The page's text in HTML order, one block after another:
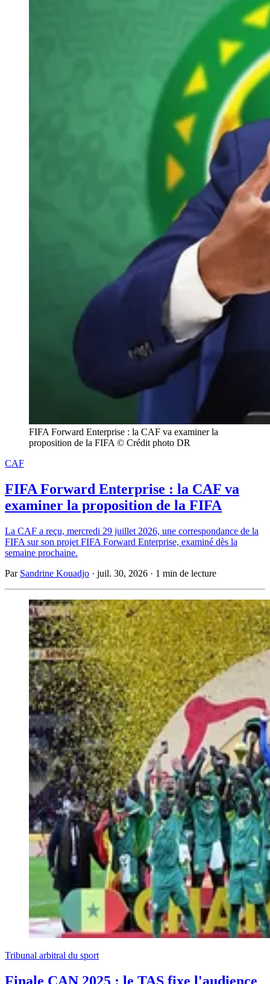
FIFA Forward Enterprise : la CAF va examiner la
proposition de la FIFA © Crédit photo DR
CAF
FIFA Forward Enterprise : la CAF va
examiner la proposition de la FIFA
La CAF a reçu, mercredi 29 juillet 2026, une correspondance de la
FIFA sur son projet FIFA Forward Enterprise, examiné dès la
semaine prochaine.
Par Sandrine Kouadjo · juil. 30, 2026 · 1 min de lecture
Tribunal arbitral du sport
Finale CAN 2025 : le TAS fixe l'audience